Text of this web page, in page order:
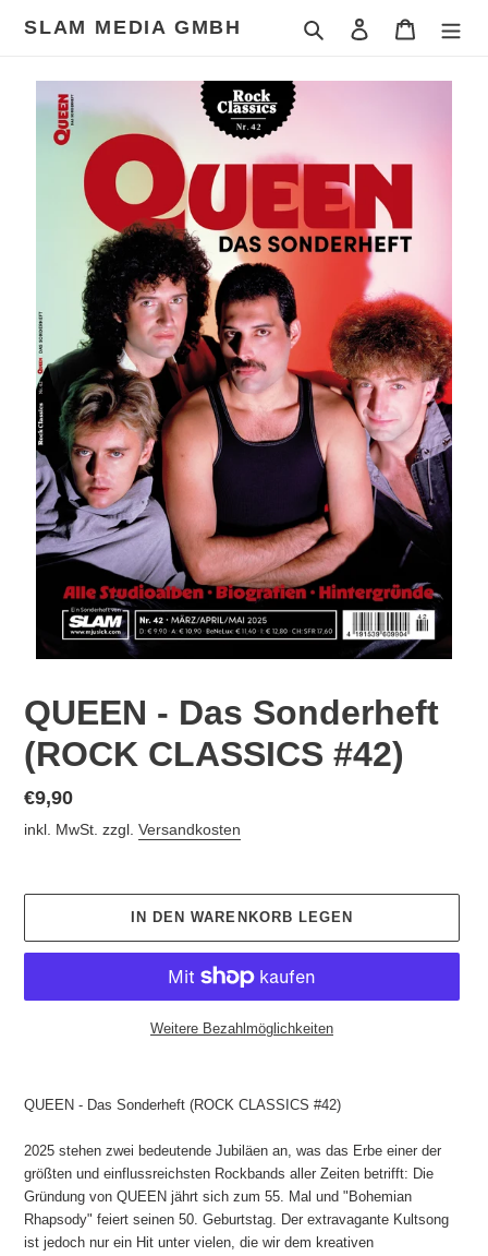
zumSLAM MEDIA GMBH Suchen Einloggen
QUEEN - Das Sonderheft
(ROCK CLASSICS #42)
Normaler
Preis
€9,90
inkl. MwSt. zzgl. Versandkosten
IN DEN WARENKORB LEGEN
Weitere Bezahlmöglichkeiten
zum
QUEEN - Das Sonderheft (ROCK CLASSICS #42)
2025 stehen zwei bedeutende Jubiläen an, was das Erbe einer der
größten und einflussreichsten Rockbands aller Zeiten betrifft: Die
Gründung von QUEEN jährt sich zum 55. Mal und "Bohemian
Rhapsody" feiert seinen 50. Geburtstag. Der extravagante Kultsong
ist jedoch nur ein Hit unter vielen, die wir dem kreativen